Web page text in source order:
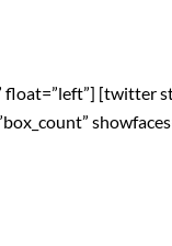
float=”left”] [twitter